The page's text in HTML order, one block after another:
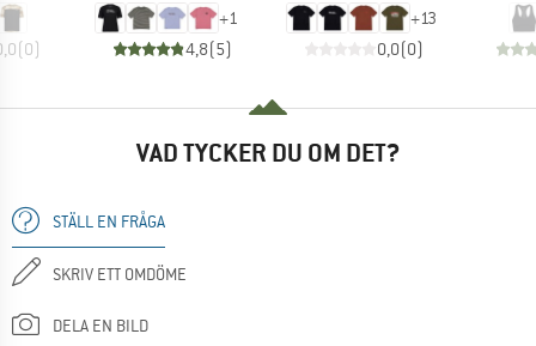
(0)
+1
4,8(5)
+13
0,0(0)
VAD TYCKER DU OM DET?
STÄLL EN FRÅGA
SKRIV ETT OMDÖME
DELA EN BILD